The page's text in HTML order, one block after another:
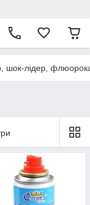
шок-лідер,